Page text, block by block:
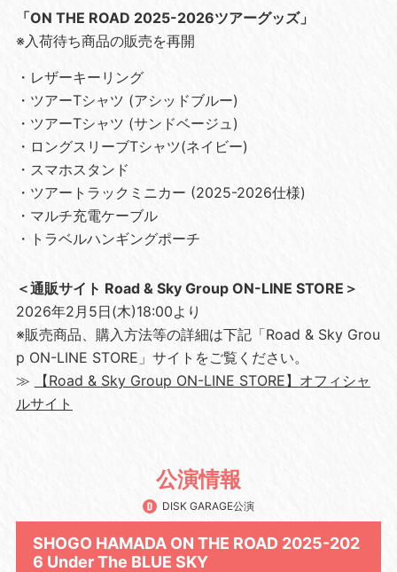
「ON THE ROAD 2025-2026ツアーグッズ」
※入荷待ち商品の販売を再開
・レザーキーリング
・ツアーTシャツ (アシッドブルー)
・ツアーTシャツ (サンドベージュ)
・ロングスリーブTシャツ(ネイビー)
・スマホスタンド
・ツアートラックミニカー (2025-2026仕様)
・マルチ充電ケーブル
・トラベルハンギングポーチ
＜通販サイト Road & Sky Group ON-LINE STORE＞
2026年2月5日(木)18:00より
※販売商品、購入方法等の詳細は下記「Road & Sky Grou
p ON-LINE STORE」サイトをご覧ください。
≫
【Road & Sky Group ON-LINE STORE】オフィシャ
ルサイト
公演情報
DISK GARAGE公演
SHOGO HAMADA ON THE ROAD 2025-202
6 Under The BLUE SKY